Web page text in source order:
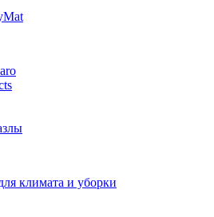
климата и уборки